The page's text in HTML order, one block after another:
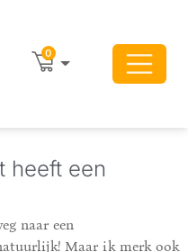
0
heeft een
naar een
Maar ik merk ook